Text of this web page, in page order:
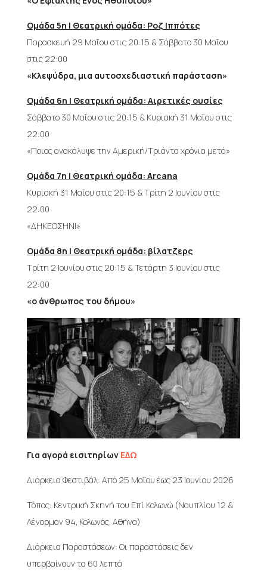
Ομάδα 5η | Θεατρική ομάδα: Ροζ Ιππότες
Παρασκευή 29 Μαΐου στις 20:15 & Σάββατο 30 Μαΐου
στις 22:00
«Κλεψύδρα, μια αυτοσχεδιαστική παράσταση»
Ομάδα 6η | Θεατρική ομάδα: Αιρετικές ουσίες
Σάββατο 30 Μαΐου στις 20:15 & Κυριακή 31 Μαΐου στις
22:00
«Ποιος ανακάλυψε την Αμερική/Τριάντα χρόνια μετά»
Ομάδα 7η | Θεατρική ομάδα: Arcana
Κυριακή 31 Μαΐου στις 20:15 & Τρίτη 2 Ιουνίου στις
22:00
«ΔΗΚΕΟΣΗΝΙ»
Ομάδα 8η | Θεατρική ομάδα: βίλατζερς
Τρίτη 2 Ιουνίου στις 20:15 & Τετάρτη 3 Ιουνίου στις
22:00
«ο άνθρωπος του δήμου»
Για αγορά εισιτηρίων ΕΔΩ
Διάρκεια Φεστιβάλ: Από 25 Μαΐου έως 23 Ιουνίου 2026
Τόπος: Κεντρική Σκηνή του Επί Κολωνώ (Ναυπλίου 12 &
Λένορμαν 94, Κολωνός, Αθήνα)
Διάρκεια Παραστάσεων: Οι παραστάσεις δεν
υπερβαίνουν τα 60 λεπτά